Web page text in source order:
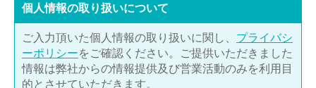
個⼈情報の取り扱いについて
ご入力頂いた個人情報の取り扱いに関し、 プライバシ
ーポリシーをご確認ください。ご提供いただきました
情報は弊社からの情報提供及び営業活動のみを利用目
的とさせていただきます。